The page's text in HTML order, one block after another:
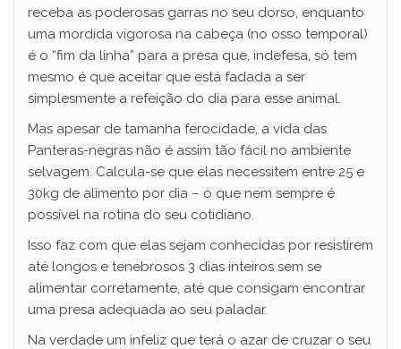
receba as poderosas garras no seu dorso, enquanto
uma mordida vigorosa na cabeça (no osso temporal)
é o “fim da linha” para a presa que, indefesa, só tem
mesmo é que aceitar que está fadada a ser
simplesmente a refeição do dia para esse animal.
Mas apesar de tamanha ferocidade, a vida das
Panteras-negras não é assim tão fácil no ambiente
selvagem. Calcula-se que elas necessitem entre 25 e
30kg de alimento por dia – o que nem sempre é
possível na rotina do seu cotidiano.
Isso faz com que elas sejam conhecidas por resistirem
até longos e tenebrosos 3 dias inteiros sem se
alimentar corretamente, até que consigam encontrar
uma presa adequada ao seu paladar.
Na verdade um infeliz que terá o azar de cruzar o seu